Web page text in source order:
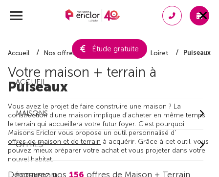
Étude gratuite
ACCUEIL
MAISONS
OFFRES
Accueil Nos offres de maison + terrain Loiret Puiseaux
Votre maison + terrain à
Puiseaux
Vous avez le projet de faire construire une maison ? La
construction d'une maison implique d'acheter en même temps
le terrain qui accueillera votre futur foyer. C'est pourquoi
Maisons Ericlor vous propose un outil personnalisé d'
offres de maison et de terrain à acquérir. Grâce à cet outil, vous
pouvez mieux préparer votre achat et vous projeter dans votre
nouvel habitat.
Découvrez nos 156 offres de Maison + Terrain